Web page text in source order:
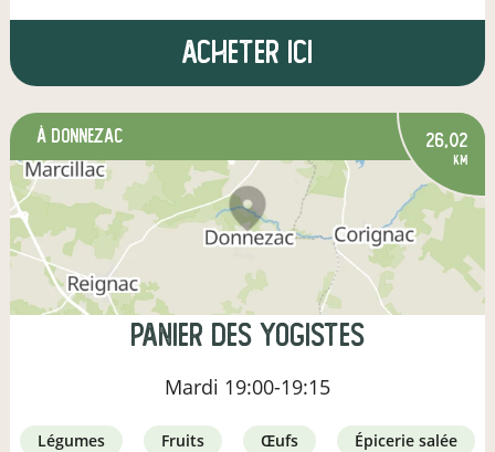
Acheter ici
à Donnezac 26,02
km
Panier des yogistes
Mardi 19:00-19:15
légumes fruits œufs
épicerie salée